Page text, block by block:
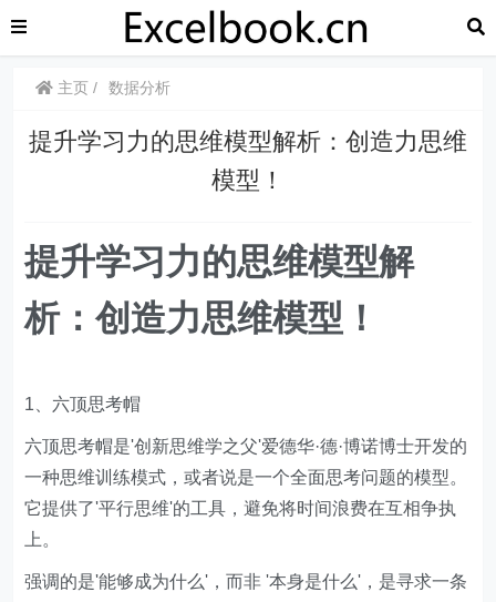
主页 数据分析
提升学习力的思维模型解析：创造力思维
模型！
提升学习力的思维模型解
析：创造力思维模型！
1、六顶思考帽
六顶思考帽是'创新思维学之父'爱德华·德·博诺博士开发的
一种思维训练模式，或者说是一个全面思考问题的模型。
它提供了'平行思维'的工具，避免将时间浪费在互相争执
上。
强调的是'能够成为什么'，而非 '本身是什么'，是寻求一条